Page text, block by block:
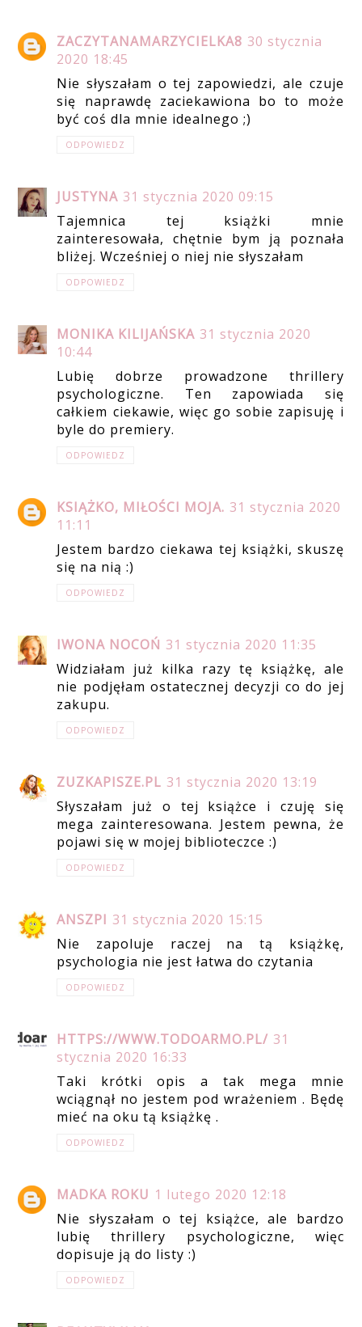
ZACZYTANAMARZYCIELKA8 30 stycznia
2020 18:45
Nie słyszałam o tej zapowiedzi, ale czuje
się naprawdę zaciekawiona bo to może
być coś dla mnie idealnego ;)
ODPOWIEDZ
JUSTYNA 31 stycznia 2020 09:15
Tajemnica tej książki mnie
zainteresowała, chętnie bym ją poznała
bliżej. Wcześniej o niej nie słyszałam
ODPOWIEDZ
MONIKA KILIJAŃSKA 31 stycznia 2020
10:44
Lubię dobrze prowadzone thrillery
psychologiczne. Ten zapowiada się
całkiem ciekawie, więc go sobie zapisuję i
byle do premiery.
ODPOWIEDZ
KSIĄŻKO, MIŁOŚCI MOJA. 31 stycznia 2020
11:11
Jestem bardzo ciekawa tej książki, skuszę
się na nią :)
ODPOWIEDZ
IWONA NOCOŃ 31 stycznia 2020 11:35
Widziałam już kilka razy tę książkę, ale
nie podjęłam ostatecznej decyzji co do jej
zakupu.
ODPOWIEDZ
ZUZKAPISZE.PL 31 stycznia 2020 13:19
Słyszałam już o tej książce i czuję się
mega zainteresowana. Jestem pewna, że
pojawi się w mojej biblioteczce :)
ODPOWIEDZ
ANSZPI 31 stycznia 2020 15:15
Nie zapoluje raczej na tą książkę,
psychologia nie jest łatwa do czytania
ODPOWIEDZ
HTTPS://WWW.TODOARMO.PL/ 31
stycznia 2020 16:33
Taki krótki opis a tak mega mnie
wciągnął no jestem pod wrażeniem . Będę
mieć na oku tą książkę .
ODPOWIEDZ
MADKA ROKU 1 lutego 2020 12:18
Nie słyszałam o tej książce, ale bardzo
lubię thrillery psychologiczne, więc
dopisuje ją do listy :)
ODPOWIEDZ